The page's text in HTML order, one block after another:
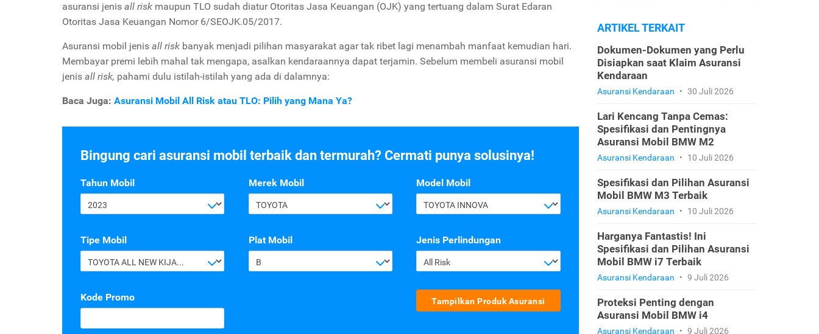
asuransi jenis all risk maupun TLO sudah diatur Otoritas Jasa Keuangan (OJK) yang tertuang dalam Surat Edaran
Otoritas Jasa Keuangan Nomor 6/SEOJK.05/2017.
Asuransi mobil jenis all risk banyak menjadi pilihan masyarakat agar tak ribet lagi menambah manfaat kemudian hari.
Membayar premi lebih mahal tak mengapa, asalkan kendaraannya dapat terjamin. Sebelum membeli asuransi mobil
jenis all risk, pahami dulu istilah-istilah yang ada di dalamnya:
Baca Juga: Asuransi Mobil All Risk atau TLO: Pilih yang Mana Ya?
Bingung cari asuransi mobil terbaik dan termurah? Cermati punya solusinya!
Tahun Mobil
2023
Merek Mobil
TOYOTA
Model Mobil
TOYOTA INNOVA
Tipe Mobil
TOYOTA ALL NEW KIJANG INNOVA G 2.4 A/T DIESEL
Plat Mobil
B
Jenis Perlindungan
All Risk
Kode Promo Tampilkan Produk Asuransi
ARTIKEL TERKAIT
Dokumen-Dokumen yang Perlu
Disiapkan saat Klaim Asuransi
Kendaraan
Asuransi Kendaraan • 30 Juli 2026
Lari Kencang Tanpa Cemas:
Spesifikasi dan Pentingnya
Asuransi Mobil BMW M2
Asuransi Kendaraan • 10 Juli 2026
Spesifikasi dan Pilihan Asuransi
Mobil BMW M3 Terbaik
Asuransi Kendaraan • 10 Juli 2026
Harganya Fantastis! Ini
Spesifikasi dan Pilihan Asuransi
Mobil BMW i7 Terbaik
Asuransi Kendaraan • 9 Juli 2026
Proteksi Penting dengan
Asuransi Mobil BMW i4
Asuransi Kendaraan • 9 Juli 2026